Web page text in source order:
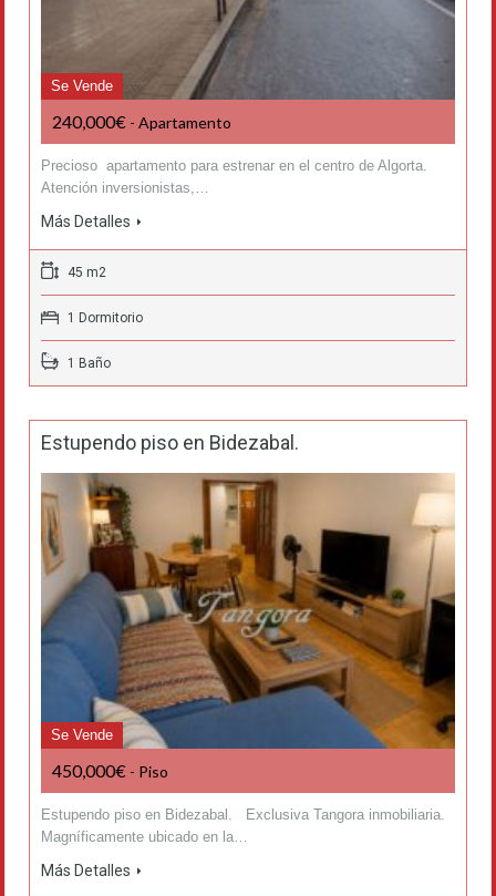
Se Vende
240,000€ - Apartamento
Precioso apartamento para estrenar en el centro de Algorta.
Atención inversionistas,…
Más Detalles
45 m2
1 Dormitorio
1 Baño
Estupendo piso en Bidezabal.
Se Vende
450,000€ - Piso
Estupendo piso en Bidezabal. Exclusiva Tangora inmobiliaria.
Magníficamente ubicado en la…
Más Detalles